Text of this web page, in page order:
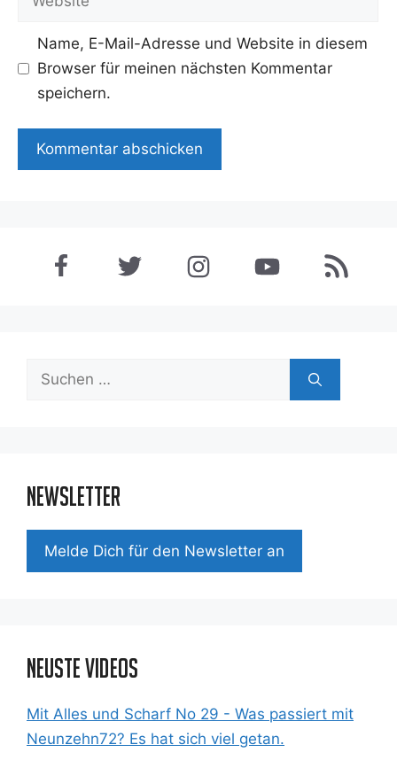
Name, E-Mail-Adresse und Website in diesem
Browser für meinen nächsten Kommentar
speichern.
Suchen
Newsletter
Mel­de Dich für den News­let­ter an
Neuste Videos
Mit Alles und Scharf No 29 - Was passiert mit
Neunzehn72? Es hat sich viel getan.